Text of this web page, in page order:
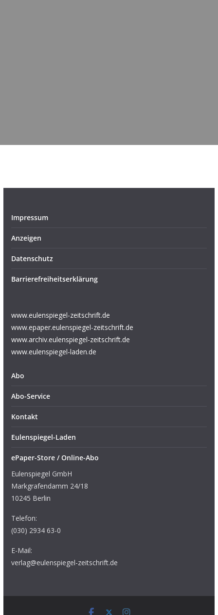
Impressum
Anzeigen
Datenschutz
Barrierefreiheitserklärung
www.eulenspiegel-zeitschrift.de
www.epaper.eulenspiegel-zeitschrift.de
www.archiv.eulenspiegel-zeitschrift.de
www.eulenspiegel-laden.de
Abo
Abo-Service
Kontakt
Eulenspiegel-Laden
ePaper-Store / Online-Abo
Eulenspiegel GmbH
Markgrafendamm 24/18
10245 Berlin
Telefon:
(030) 2934 63-0
E-Mail:
verlag@eulenspiegel-zeitschrift.de